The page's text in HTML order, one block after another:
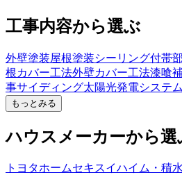
工事内容から選ぶ
外壁塗装屋根塗装シーリング付帯
根カバー工法外壁カバー工法漆喰
事サイディング太陽光発電システム
もっとみる
ハウスメーカーから選
トヨタホームセキスイハイム・積